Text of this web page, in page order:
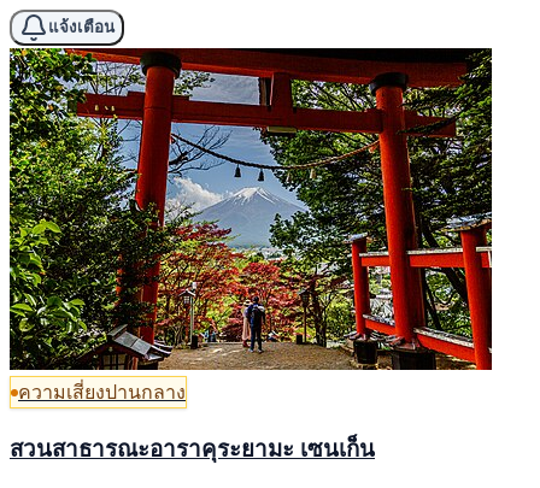
แจ้งเตือน
ความเสี่ยงปานกลาง
สวนสาธารณะอาราคุระยามะ เซนเก็น